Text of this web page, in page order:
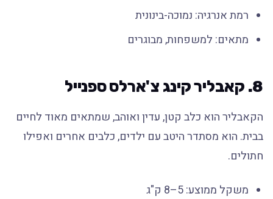
רמת אנרגיה: נמוכה-בינונית
מתאים: למשפחות, מבוגרים
8. קאבליר קינג צ'ארלס ספנייל
הקאבליר הוא כלב קטן, עדין ואוהב, שמתאים מאוד לחיים
בבית. הוא מסתדר היטב עם ילדים, כלבים אחרים ואפילו
חתולים.
משקל ממוצע: 5–8 ק"ג